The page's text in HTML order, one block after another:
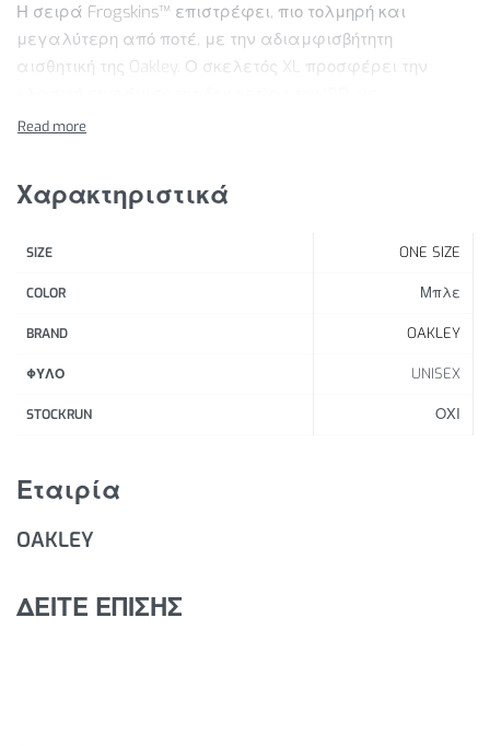
Η σειρά Frogskins™ επιστρέφει, πιο τολμηρή και
μεγαλύτερη από ποτέ, με την αδιαμφισβήτητη
αισθητική της Oakley. Ο σκελετός XL προσφέρει την
τεχνολογικά χαρακτηριστικά αιχμής, τώρα
άνεση και πρόσφυση διατηρώντας το σκελετό στη
αντοχή και ευκαμψία στη μετατόπιση ή την
Χαρακτηριστικά
SIZE ONE SIZE
COLOR Μπλε
BRAND OAKLEY
ΦΥΛΟ UNISEX
STOCKRUN ΟΧΙ
Εταιρία
OAKLEY
ΔΕΙΤΕ ΕΠΙΣΗΣ